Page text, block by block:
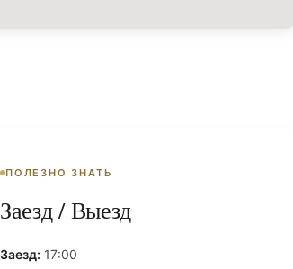
ПОЛЕЗНО ЗНАТЬ
Заезд / Выезд
Заезд: 17:00